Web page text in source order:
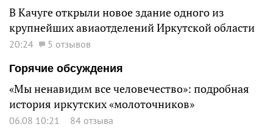
В Качуге открыли новое здание одного из
крупнейших авиаотделений Иркутской области
20:24
5 отзывов
Горячие обсуждения
«Мы ненавидим все человечество»: подробная
история иркутских «молоточников»
06.08 10:21 84 отзыва